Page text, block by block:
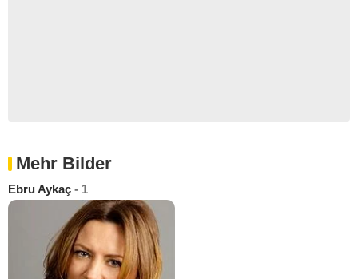
Mehr Bilder
Ebru Aykaç - 1